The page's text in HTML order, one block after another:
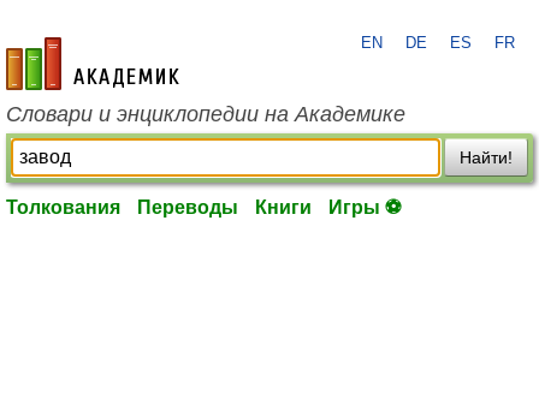
academic.ru
EN DE ES FR
Словари и энциклопедии на Академике
Найти!
Толкования Переводы Книги Игры ⚽